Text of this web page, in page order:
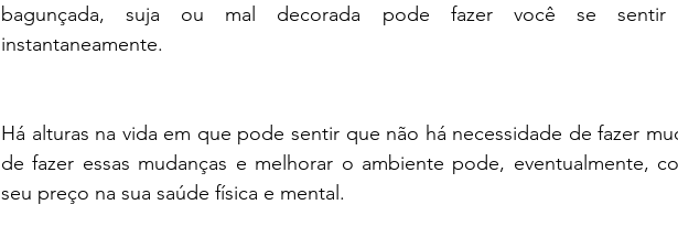
bagunçada, suja ou mal decorada pode fazer você se sentir
instantaneamente.
Há alturas na vida em que pode sentir que não há necessidade de fazer
de fazer essas mudanças e melhorar o ambiente pode, eventualmente,
seu preço na sua saúde física e mental.